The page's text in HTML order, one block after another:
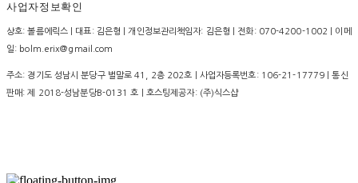
사업자정보확인
상호: 볼름에릭스 | 대표: 김은형 | 개인정보관리책임자: 김은형 | 전화: 070-4200-1002 | 이메
일: bolm.erix@gmail.com
주소: 경기도 성남시 분당구 벌말로 41, 2층 202호 | 사업자등록번호: 106-21-17779 | 통신
판매:제 2018-성남분당B-0131 호 | 호스팅제공자: (주)식스샵